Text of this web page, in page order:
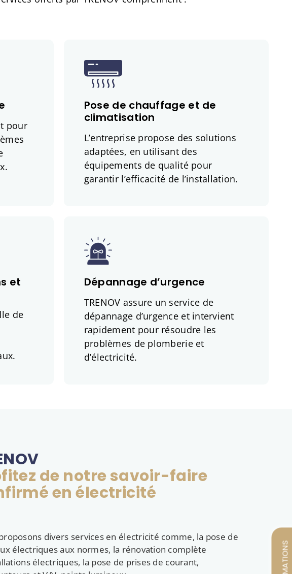
pour
Pose de chauffage et de
climatisation
L’entreprise propose des solutions
adaptées, en utilisant des
équipements de qualité pour
garantir l’efficacité de l’installation.
et
de
Dépannage d’urgence
TRENOV assure un service de
dépannage d’urgence et intervient
rapidement pour résoudre les
problèmes de plomberie et
d’électricité.
de notre savoir-faire
en électricité
divers services en électricité comme, la pose de
électriques aux normes, la rénovation complète
électriques, la pose de prises de courant,